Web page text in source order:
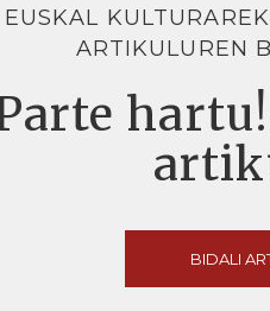
EUSKAL
ARTIKULUREN
BIDALI